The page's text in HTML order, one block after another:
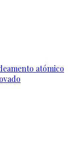
atómico